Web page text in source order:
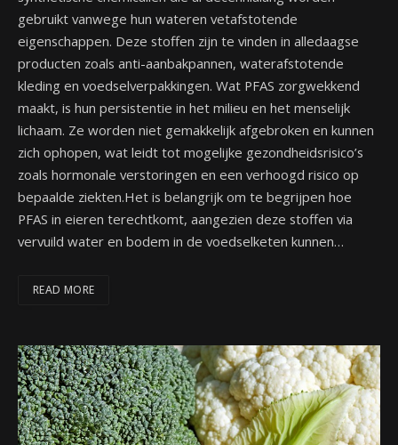
gebruikt vanwege hun wateren vetafstotende
eigenschappen. Deze stoffen zijn te vinden in alledaagse
producten zoals anti-aanbakpannen, waterafstotende
kleding en voedselverpakkingen. Wat PFAS zorgwekkend
maakt, is hun persistentie in het milieu en het menselijk
lichaam. Ze worden niet gemakkelijk afgebroken en kunnen
zich ophopen, wat leidt tot mogelijke gezondheidsrisico’s
zoals hormonale verstoringen en een verhoogd risico op
bepaalde ziekten.Het is belangrijk om te begrijpen hoe
PFAS in eieren terechtkomt, aangezien deze stoffen via
vervuild water en bodem in de voedselketen kunnen…
READ MORE